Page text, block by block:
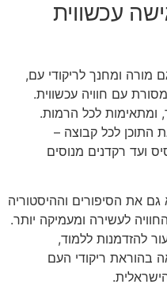
עכשווית
מורה ומחנך לריקודי עם,
עם חוויה עכשווית.
ומתאימות לכל הרמות.
התוכן לכל קבוצה –
ועד רקדנים מנוסים
את הסיפורים וההיסטוריה
לעשירה ומעמיקה יותר.
להזדמנות ללמוד,
בהוראת ריקודי העם